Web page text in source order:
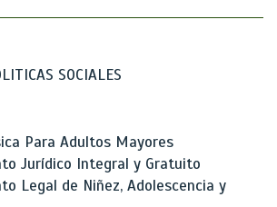
SOCIALES
Para Adultos Mayores
Jurídico Integral y Gratuito
Legal de Niñez, Adolescencia y